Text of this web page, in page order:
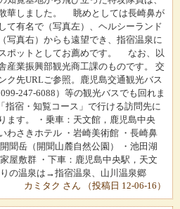
華しました。 眺めとしては長崎鼻が
て有名で（写真左）、ヘルシーランド
写真右）からも遠望でき、指宿温泉に
ポットとしてお薦めです。 なお、以
産業振興部観光商工課のものです。 交
ク先URLご参照。鹿児島交通観光バス
247-6088）等の観光バスでも回れま
宿・知覧コース」で行ける訪問先に
ます。 ・乗車：天文館，鹿児島中央
さきホテル ・岩崎美術館 ・長崎鼻
聞岳（開聞山麓自然公園） ・池田湖
屋敷群 ・下車：鹿児島中央駅，天文
の温泉は→指宿温泉、山川温泉郷
カミタク さん （投稿日 12-06-16）